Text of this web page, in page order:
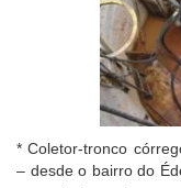
* Coletor-tronco
– desde o bairro do